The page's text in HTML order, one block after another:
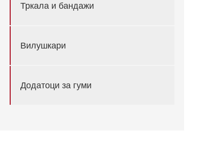
Тркала и бандажи
Вилушкари
Додатоци за гуми